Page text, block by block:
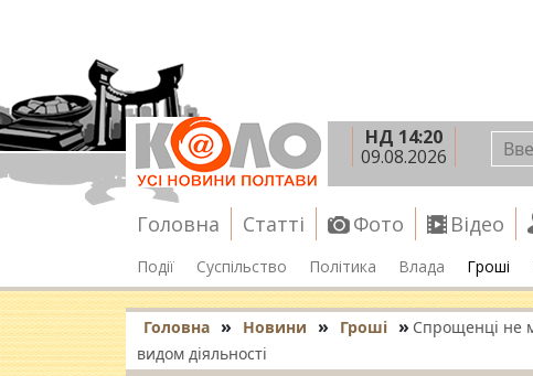
НД 14:20
09.08.2026
Головна Статті Фото Відео
Події Суспільство Політика Влада Гроші
Головна » Новини » Гроші » Спрощенці не
видом діяльності